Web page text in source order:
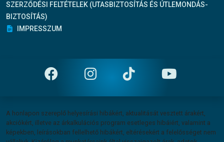
SZERZŐDÉSI FELTÉTELEK (UTASBIZTOSÍTÁS ÉS ÚTLEMONDÁS-
BIZTOSÍTÁS)
IMPRESSZUM
Felelősség vállalás
A honlapon szereplő helyesírási hibákért, aktualitását vesztett árakért,
akciókért, illetve az árkalkulációs program esetleges hibáiért, valamint a
képekben, leírásokban fellelhető hibákért, eltérésekért a felelősséget nem